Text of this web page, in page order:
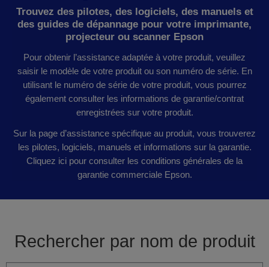
Trouvez des pilotes, des logiciels, des manuels et
des guides de dépannage pour votre imprimante,
projecteur ou scanner Epson
Pour obtenir l’assistance adaptée à votre produit, veuillez
saisir le modèle de votre produit ou son numéro de série. En
utilisant le numéro de série de votre produit, vous pourrez
également consulter les informations de garantie/contrat
enregistrées sur votre produit.
Sur la page d’assistance spécifique au produit, vous trouverez
les pilotes, logiciels, manuels et informations sur la garantie.
Cliquez ici pour consulter les conditions générales de la
garantie commerciale Epson.
Rechercher par nom de produit